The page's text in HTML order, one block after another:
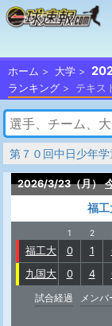
ホーム 大学
ランキング
テキス
第７０回中日少年
2026/3/23（月）
福工
1 2
福工大 0 1
九国大
0 4
試合経過
メンバ